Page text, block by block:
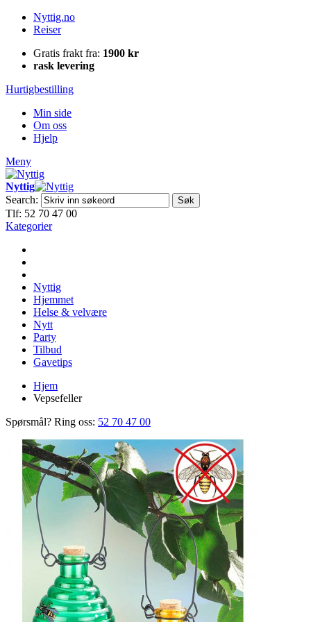
Nyttig.no
Reiser
Gratis frakt fra: 1900 kr
rask levering
Hurtigbestilling
Min side
Om oss
Hjelp
Meny
Nyttig
Search:
Søk
Tlf: 52 70 47 00
Kategorier
Nyttig
Hjemmet
Helse & velvære
Nytt
Party
Tilbud
Gavetips
Hjem
Vepsefeller
Spørsmål? Ring oss: 52 70 47 00